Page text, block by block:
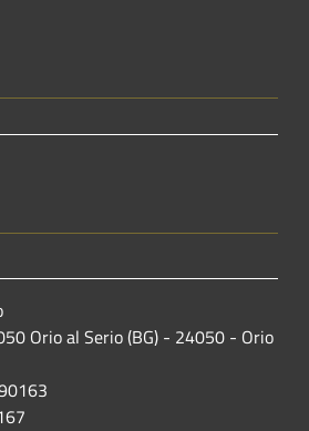
Orio al Serio (BG) - 24050 - Orio